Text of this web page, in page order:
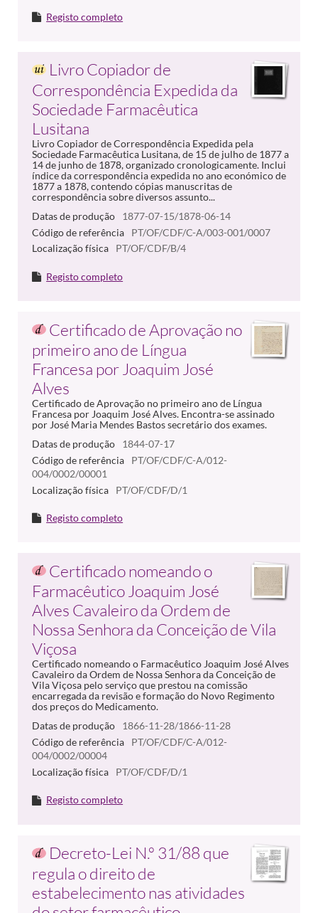
Registo completo
Livro Copiador de
Correspondência Expedida da
Sociedade Farmacêutica
Lusitana
Livro Copiador de Correspondência Expedida pela
Sociedade Farmacêutica Lusitana, de 15 de julho de 1877 a
14 de junho de 1878, organizado cronologicamente. Inclui
índice da correspondência expedida no ano económico de
1877 a 1878, contendo cópias manuscritas de
correspondência sobre diversos assunto...
Datas de produção
1877-07-15/1878-06-14
Código de referência
PT/OF/CDF/C-A/003-001/0007
Localização física
PT/OF/CDF/B/4
Registo completo
Certificado de Aprovação no
primeiro ano de Língua
Francesa por Joaquim José
Alves
Certificado de Aprovação no primeiro ano de Língua
Francesa por Joaquim José Alves. Encontra-se assinado
por José Maria Mendes Bastos secretário dos exames.
Datas de produção
1844-07-17
Código de referência
PT/OF/CDF/C-A/012-
004/0002/00001
Localização física
PT/OF/CDF/D/1
Registo completo
Certificado nomeando o
Farmacêutico Joaquim José
Alves Cavaleiro da Ordem de
Nossa Senhora da Conceição de Vila
Viçosa
Certificado nomeando o Farmacêutico Joaquim José Alves
Cavaleiro da Ordem de Nossa Senhora da Conceição de
Vila Viçosa pelo serviço que prestou na comissão
encarregada da revisão e formação do Novo Regimento
dos preços do Medicamento.
Datas de produção
1866-11-28/1866-11-28
Código de referência
PT/OF/CDF/C-A/012-
004/0002/00004
Localização física
PT/OF/CDF/D/1
Registo completo
Decreto-Lei N.º 31/88 que
regula o direito de
estabelecimento nas atividades